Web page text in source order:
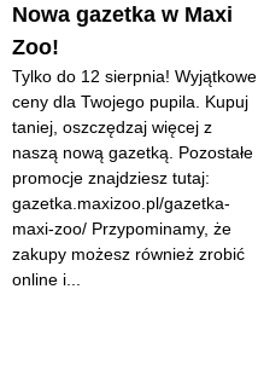
Nowa gazetka w Maxi
Zoo!
Tylko do 12 sierpnia! Wyjątkowe
ceny dla Twojego pupila. Kupuj
taniej, oszczędzaj więcej z
naszą nową gazetką. Pozostałe
promocje znajdziesz tutaj:
gazetka.maxizoo.pl/gazetka-
maxi-zoo/ Przypominamy, że
zakupy możesz również zrobić
online i...